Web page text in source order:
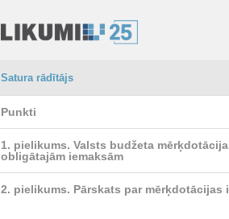
Satura rādītājs
Punkti
1. pielikums. Valsts budžeta
obligātajām iemaksām
2. pielikums. Pārskats par mērķdotācijas